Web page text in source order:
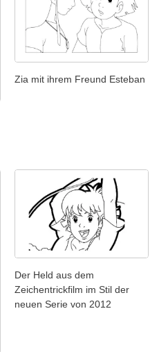
Zia mit ihrem Freund Esteban
Der Held aus dem
Zeichentrickfilm im Stil der
neuen Serie von 2012